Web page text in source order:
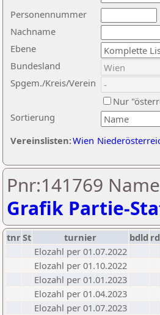
Nachname
Ebene
Sortierung
Personennummer
Bundesland
Spgem./Kreis/Verein
Nur
Vereinslisten:Wien
Pnr:141769
Grafik Partie-
tnrSt turnier bdld rd
Elozahl per 01.07.2022
Elozahl per 01.10.2022
Elozahl per 01.01.2023
Elozahl per 01.04.2023
Elozahl per 01.07.2023